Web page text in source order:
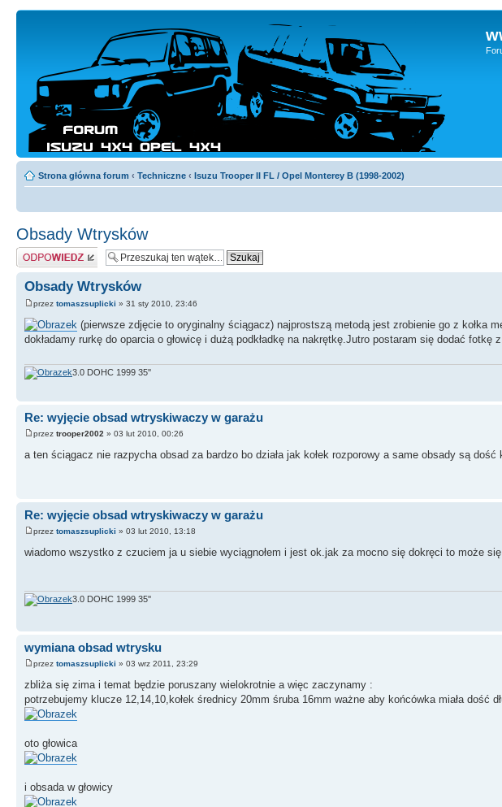
Strona główna forum ‹ Techniczne ‹ Isuzu Trooper II FL / Opel Monterey B (1998-2002)
Obsady Wtrysków
Odpowiedz
Obsady Wtrysków
przez tomaszsuplicki » 31 sty 2010, 23:46
(pierwsze zdjęcie to oryginalny ściągacz) najprostszą metodą jest zrobienie go z kołka
dokładamy rurkę do oparcia o głowicę i dużą podkładkę na nakrętkę.Jutro postaram się dodać
3.0 DOHC 1999 35''
Re: wyjęcie obsad wtryskiwaczy w garażu
przez trooper2002 » 03 lut 2010, 00:26
a ten ściągacz nie razpycha obsad za bardzo bo działa jak kołek rozporowy a same obsady są dość
Re: wyjęcie obsad wtryskiwaczy w garażu
przez tomaszsuplicki » 03 lut 2010, 13:18
wiadomo wszystko z czuciem ja u siebie wyciągnołem i jest ok.jak za mocno się dokręci to może
3.0 DOHC 1999 35''
wymiana obsad wtrysku
przez tomaszsuplicki » 03 wrz 2011, 23:29
zbliża się zima i temat będzie poruszany wielokrotnie a więc zaczynamy :
potrzebujemy klucze 12,14,10,kołek średnicy 20mm śruba 16mm ważne aby końcówka miała dość
oto głowica
i obsada w głowicy